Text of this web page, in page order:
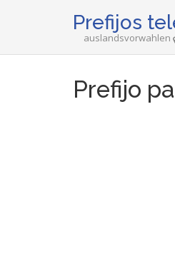
Prefijos
auslandsvorwahlen
Prefijo